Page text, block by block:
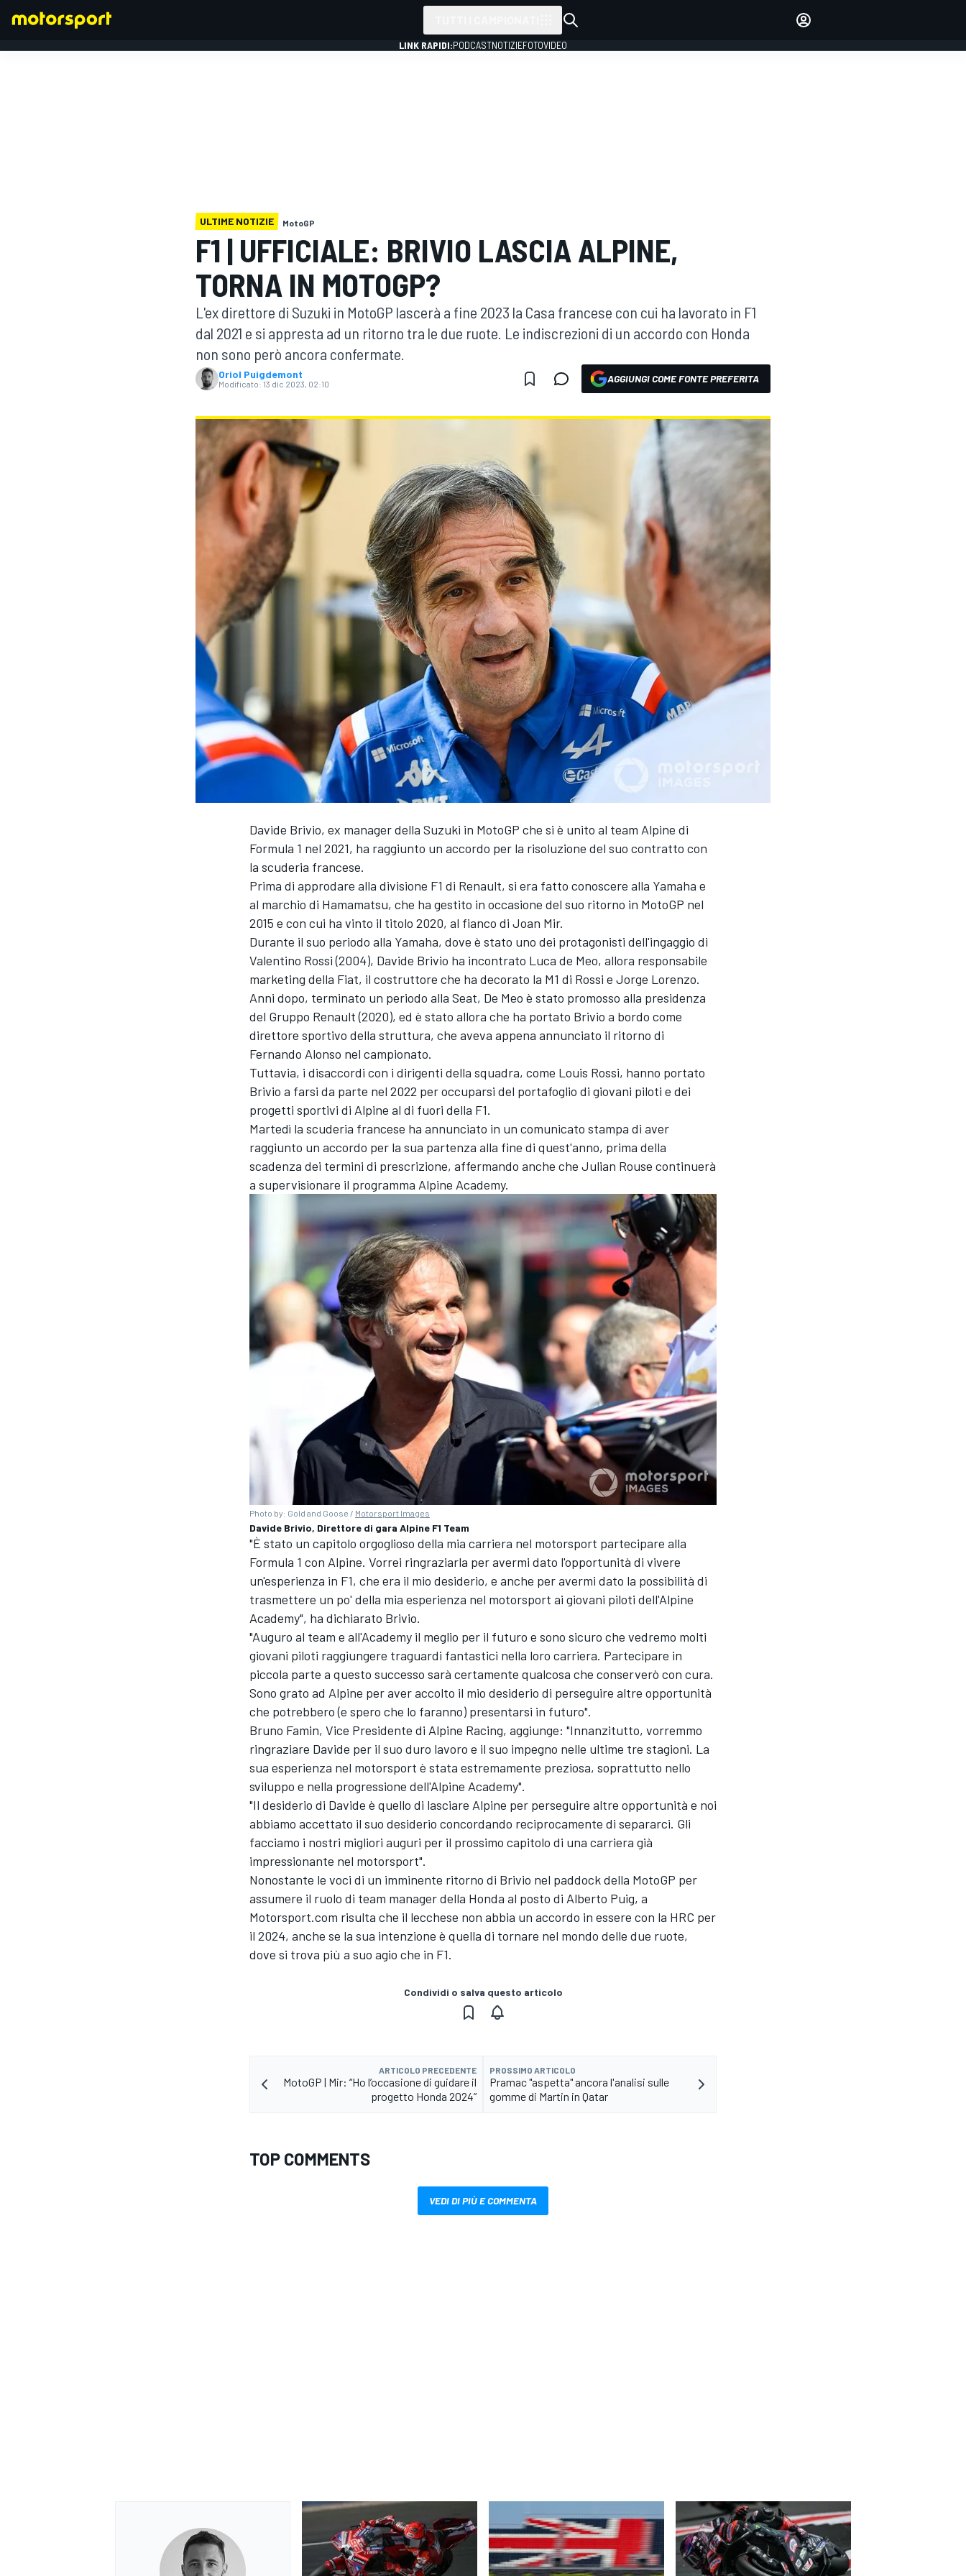
WEC
ACCEDI
LINK RAPIDI:PODCASTNOTIZIEFOTOVIDEO
ULTIME NOTIZIE MotoGP
F1 | UFFICIALE: BRIVIO LASCIA ALPINE,
TORNA IN MOTOGP?
L'ex direttore di Suzuki in MotoGP lascerà a fine 2023 la Casa francese con cui ha lavorato in F1
dal 2021 e si appresta ad un ritorno tra le due ruote. Le indiscrezioni di un accordo con Honda
non sono però ancora confermate.
Oriol Puigdemont
Modificato: 13 dic 2023, 02:10 AGGIUNGI COME FONTE PREFERITA
Davide Brivio, ex manager della Suzuki in MotoGP che si è unito al team Alpine di
Formula 1 nel 2021, ha raggiunto un accordo per la risoluzione del suo contratto con
la scuderia francese.
Prima di approdare alla divisione F1 di Renault, si era fatto conoscere alla Yamaha e
al marchio di Hamamatsu, che ha gestito in occasione del suo ritorno in MotoGP nel
2015 e con cui ha vinto il titolo 2020, al fianco di Joan Mir.
Durante il suo periodo alla Yamaha, dove è stato uno dei protagonisti dell'ingaggio di
Valentino Rossi (2004), Davide Brivio ha incontrato Luca de Meo, allora responsabile
marketing della Fiat, il costruttore che ha decorato la M1 di Rossi e Jorge Lorenzo.
Anni dopo, terminato un periodo alla Seat, De Meo è stato promosso alla presidenza
del Gruppo Renault (2020), ed è stato allora che ha portato Brivio a bordo come
direttore sportivo della struttura, che aveva appena annunciato il ritorno di
Fernando Alonso nel campionato.
Tuttavia, i disaccordi con i dirigenti della squadra, come Louis Rossi, hanno portato
Brivio a farsi da parte nel 2022 per occuparsi del portafoglio di giovani piloti e dei
progetti sportivi di Alpine al di fuori della F1.
Martedì la scuderia francese ha annunciato in un comunicato stampa di aver
raggiunto un accordo per la sua partenza alla fine di quest'anno, prima della
scadenza dei termini di prescrizione, affermando anche che Julian Rouse continuerà
a supervisionare il programma Alpine Academy.
Photo by: Gold and Goose / Motorsport Images
Davide Brivio, Direttore di gara Alpine F1 Team
"È stato un capitolo orgoglioso della mia carriera nel motorsport partecipare alla
Formula 1 con Alpine. Vorrei ringraziarla per avermi dato l'opportunità di vivere
un'esperienza in F1, che era il mio desiderio, e anche per avermi dato la possibilità di
trasmettere un po' della mia esperienza nel motorsport ai giovani piloti dell'Alpine
Academy", ha dichiarato Brivio.
"Auguro al team e all'Academy il meglio per il futuro e sono sicuro che vedremo molti
giovani piloti raggiungere traguardi fantastici nella loro carriera. Partecipare in
piccola parte a questo successo sarà certamente qualcosa che conserverò con cura.
Sono grato ad Alpine per aver accolto il mio desiderio di perseguire altre opportunità
che potrebbero (e spero che lo faranno) presentarsi in futuro".
Bruno Famin, Vice Presidente di Alpine Racing, aggiunge: "Innanzitutto, vorremmo
ringraziare Davide per il suo duro lavoro e il suo impegno nelle ultime tre stagioni. La
sua esperienza nel motorsport è stata estremamente preziosa, soprattutto nello
sviluppo e nella progressione dell'Alpine Academy".
"Il desiderio di Davide è quello di lasciare Alpine per perseguire altre opportunità e noi
abbiamo accettato il suo desiderio concordando reciprocamente di separarci. Gli
facciamo i nostri migliori auguri per il prossimo capitolo di una carriera già
impressionante nel motorsport".
Nonostante le voci di un imminente ritorno di Brivio nel paddock della MotoGP per
assumere il ruolo di team manager della Honda al posto di Alberto Puig, a
Motorsport.com risulta che il lecchese non abbia un accordo in essere con la HRC per
il 2024, anche se la sua intenzione è quella di tornare nel mondo delle due ruote,
dove si trova più a suo agio che in F1.
Condividi o salva questo articolo
ARTICOLO PRECEDENTE
MotoGP | Mir: “Ho l’occasione di guidare il
progetto Honda 2024”
PROSSIMO ARTICOLO
Pramac "aspetta" ancora l'analisi sulle
gomme di Martin in Qatar
TOP COMMENTS
VEDI DI PIÙ E COMMENTA